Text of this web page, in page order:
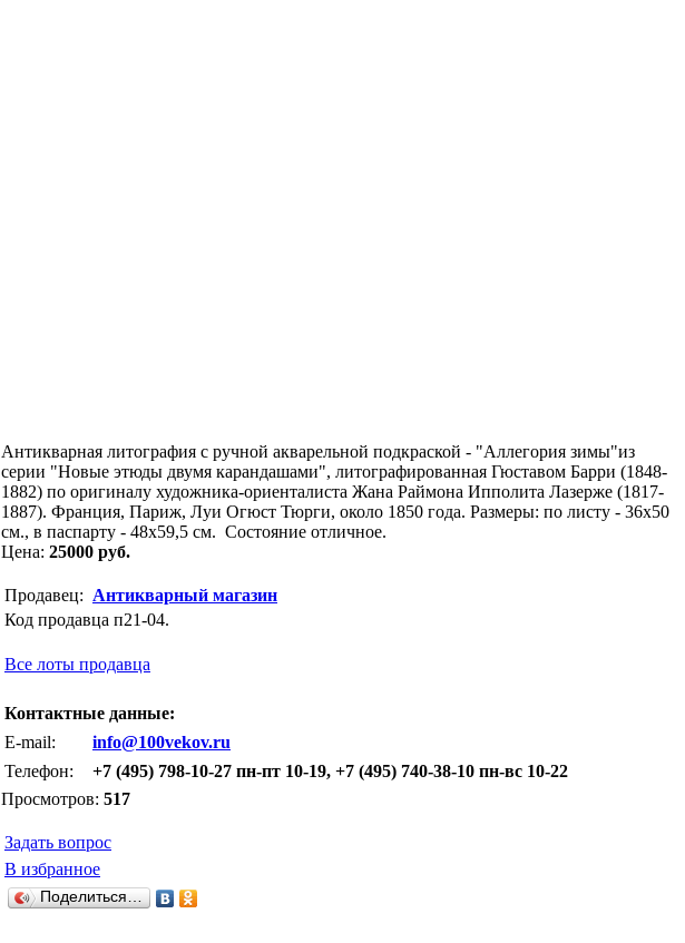
Антикварная литография с ручной акварельной подкраской - "Аллегория зимы"из
серии "Новые этюды двумя карандашами", литографированная Гюставом Барри (1848-
1882) по оригиналу художника-ориенталиста Жана Раймона Ипполита Лазерже (1817-
1887). Франция, Париж, Луи Огюст Тюрги, около 1850 года. Размеры: по листу - 36х50
см., в паспарту - 48х59,5 см. Состояние отличное.
Цена: 25000 руб.
Продавец: Антикварный магазин
Код продавца п21-04.
Все лоты продавца
Контактные данные:
E-mail:
info@100vekov.ru
Телефон:
+7 (495) 798-10-27 пн-пт 10-19, +7 (495) 740-38-10 пн-вс 10-22
Просмотров: 517
Задать вопрос
В избранное
Поделиться…